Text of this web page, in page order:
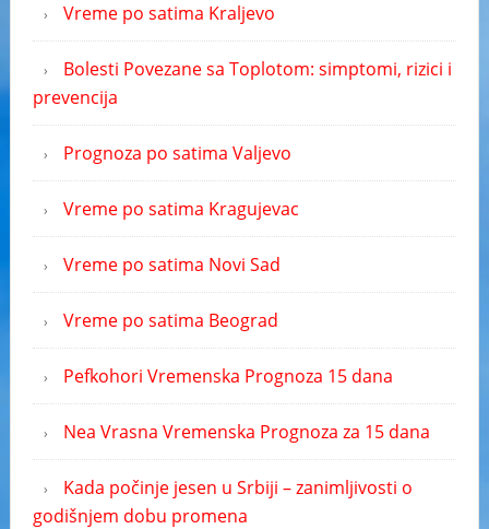
Vreme po satima Kraljevo
Bolesti Povezane sa Toplotom: simptomi, rizici i
prevencija
Prognoza po satima Valjevo
Vreme po satima Kragujevac
Vreme po satima Novi Sad
Vreme po satima Beograd
Pefkohori Vremenska Prognoza 15 dana
Nea Vrasna Vremenska Prognoza za 15 dana
Kada počinje jesen u Srbiji – zanimljivosti o
godišnjem dobu promena